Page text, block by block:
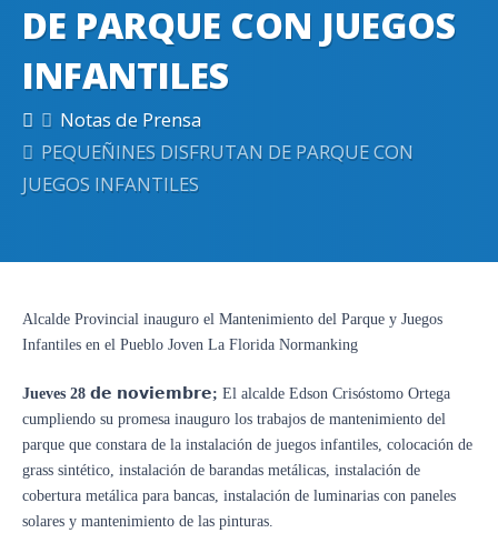
DE PARQUE CON JUEGOS
INFANTILES
Notas de Prensa
PEQUEÑINES DISFRUTAN DE PARQUE CON
JUEGOS INFANTILES
Alcalde Provincial inauguro el Mantenimiento del Parque y Juegos
Infantiles en el Pueblo Joven La Florida Normanking
Jueves 28 𝗱𝗲 𝗻𝗼𝘃𝗶𝗲𝗺𝗯𝗿𝗲; El alcalde Edson Crisóstomo Ortega
cumpliendo su promesa inauguro los trabajos de mantenimiento del
parque que constara de la instalación de juegos infantiles, colocación de
grass sintético, instalación de barandas metálicas, instalación de
cobertura metálica para bancas, instalación de luminarias con paneles
solares y mantenimiento de las pinturas.